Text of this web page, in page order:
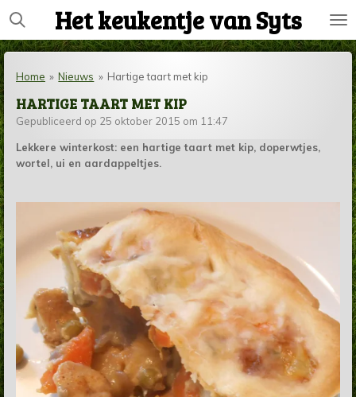
Ga
direct
naar
hoofdinhoud
Het keukentje van Syts
Home » Nieuws » Hartige taart met kip
HARTIGE TAART MET KIP
Gepubliceerd op 25 oktober 2015 om 11:47
Lekkere winterkost: een hartige taart met kip, doperwtjes,
wortel, ui en aardappeltjes.